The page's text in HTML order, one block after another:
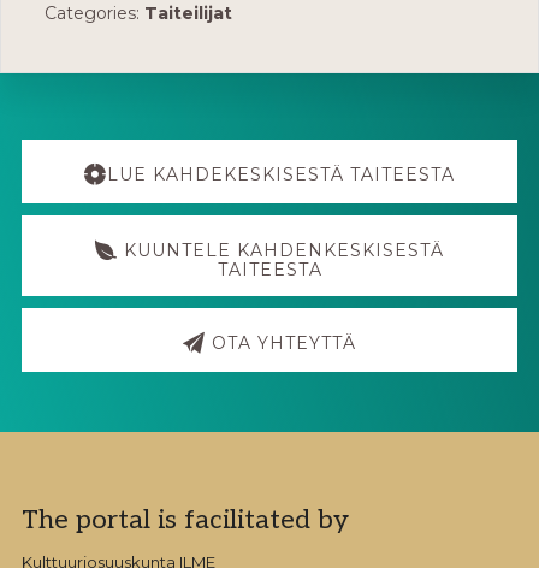
Categories: Taiteilijat
Explore
moreLUE KAHDEKESKISESTÄ TAITEESTA
KUUNTELE KAHDENKESKISESTÄ
TAITEESTA
OTA YHTEYTTÄ
Footer
The portal is facilitated by
Kulttuuriosuuskunta ILME